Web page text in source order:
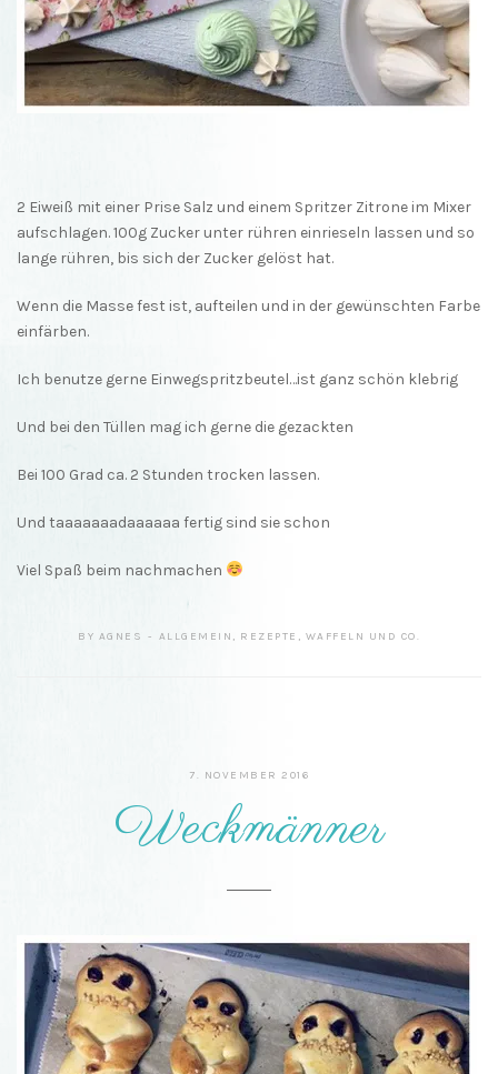
2 Eiweiß mit einer Prise Salz und einem Spritzer Zitrone im Mixer
aufschlagen. 100g Zucker unter rühren einrieseln lassen und so
lange rühren, bis sich der Zucker gelöst hat.
Wenn die Masse fest ist, aufteilen und in der gewünschten Farbe
einfärben.
Ich benutze gerne Einwegspritzbeutel…ist ganz schön klebrig
Und bei den Tüllen mag ich gerne die gezackten
Bei 100 Grad ca. 2 Stunden trocken lassen.
Und taaaaaaadaaaaaa fertig sind sie schon
Viel Spaß beim nachmachen
BY AGNES ALLGEMEIN , REZEPTE , WAFFELN UND CO.
7. NOVEMBER 2016
Weckmänner